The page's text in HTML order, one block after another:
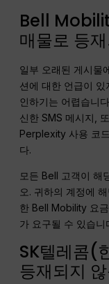
Bell
매물로 등
일부 오래된 게시물
션에 대한 언급이
인하기는 어렵습니
신한 SMS 메시지,
Perplexity 사용 코
다.
모든 Bell 고객이 해
오. 귀하의 계정에
한 Bell Mobility 요
가 요구될 수 있습니
SK텔레콤(
등재되지